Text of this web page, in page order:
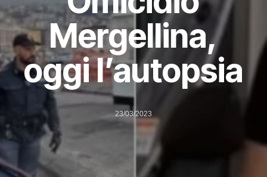
Mergellina,
oggi l’autopsia
23/03/2023